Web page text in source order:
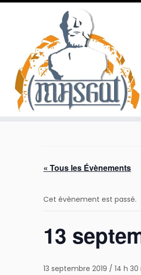
Passer
« Tous les Évènements
Cet évènement est passé.
13
13 septembre 2019 / 14 h